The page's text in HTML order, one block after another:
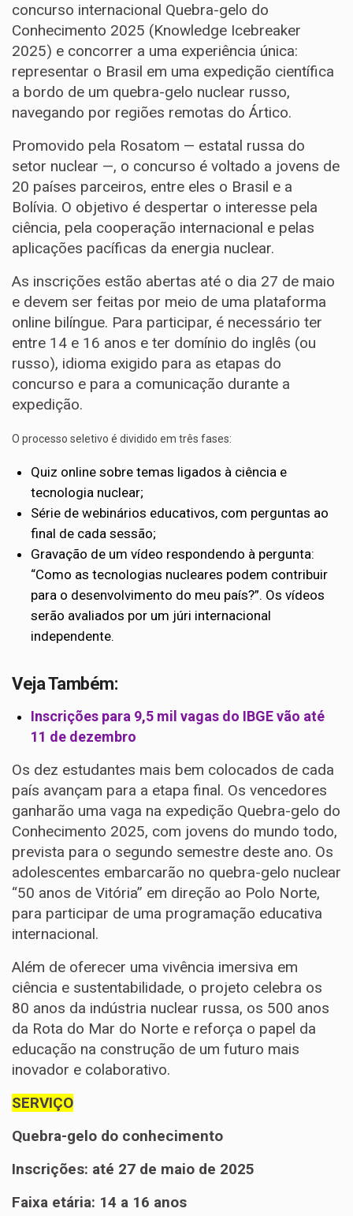
concurso internacional Quebra-gelo do
Conhecimento 2025 (Knowledge Icebreaker
2025) e concorrer a uma experiência única:
representar o Brasil em uma expedição científica
a bordo de um quebra-gelo nuclear russo,
navegando por regiões remotas do Ártico.
Promovido pela Rosatom — estatal russa do
setor nuclear —, o concurso é voltado a jovens de
20 países parceiros, entre eles o Brasil e a
Bolívia. O objetivo é despertar o interesse pela
ciência, pela cooperação internacional e pelas
aplicações pacíficas da energia nuclear.
As inscrições estão abertas até o dia 27 de maio
e devem ser feitas por meio de uma plataforma
online bilíngue. Para participar, é necessário ter
entre 14 e 16 anos e ter domínio do inglês (ou
russo), idioma exigido para as etapas do
concurso e para a comunicação durante a
expedição.
O processo seletivo é dividido em três fases:
Quiz online sobre temas ligados à ciência e
tecnologia nuclear;
Série de webinários educativos, com perguntas ao
final de cada sessão;
Gravação de um vídeo respondendo à pergunta:
“Como as tecnologias nucleares podem contribuir
para o desenvolvimento do meu país?”. Os vídeos
serão avaliados por um júri internacional
independente.
Veja Também:
Inscrições para 9,5 mil vagas do IBGE vão até
11 de dezembro
Os dez estudantes mais bem colocados de cada
país avançam para a etapa final. Os vencedores
ganharão uma vaga na expedição Quebra-gelo do
Conhecimento 2025, com jovens do mundo todo,
prevista para o segundo semestre deste ano. Os
adolescentes embarcarão no quebra-gelo nuclear
“50 anos de Vitória” em direção ao Polo Norte,
para participar de uma programação educativa
internacional.
Além de oferecer uma vivência imersiva em
ciência e sustentabilidade, o projeto celebra os
80 anos da indústria nuclear russa, os 500 anos
da Rota do Mar do Norte e reforça o papel da
educação na construção de um futuro mais
inovador e colaborativo.
SERVIÇO
Quebra-gelo do conhecimento
Inscrições: até 27 de maio de 2025
Faixa etária: 14 a 16 anos